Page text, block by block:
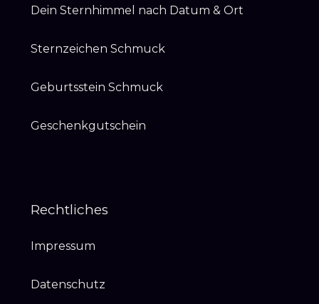
Dein Sternhimmel nach Datum & Ort
Sternzeichen Schmuck
Geburtsstein Schmuck
Geschenkgutschein
Rechtliches
Impressum
Datenschutz